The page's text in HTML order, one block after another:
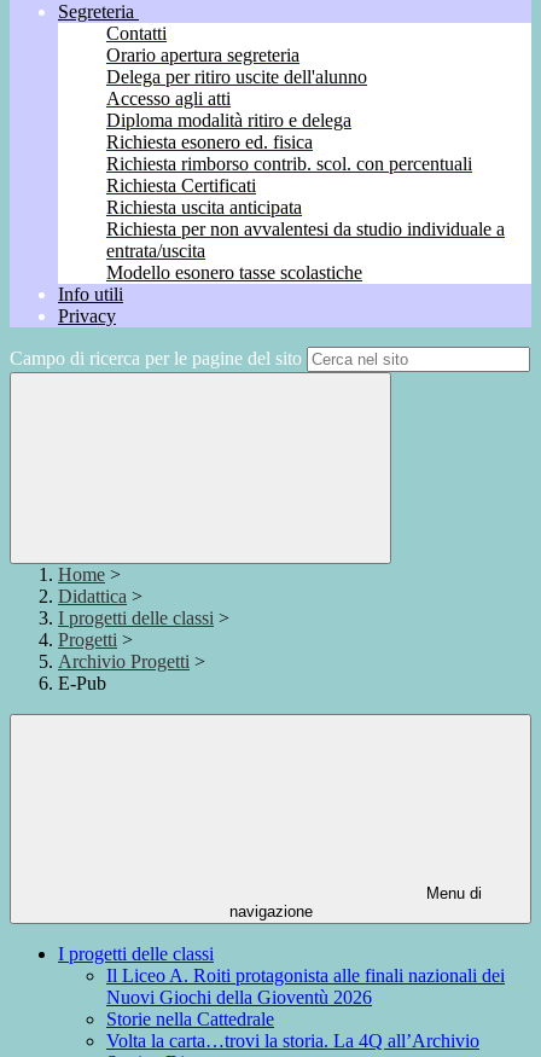
Segreteria
Contatti
Orario apertura segreteria
Delega per ritiro uscite dell'alunno
Accesso agli atti
Diploma modalità ritiro e delega
Richiesta esonero ed. fisica
Richiesta rimborso contrib. scol. con percentuali
Richiesta Certificati
Richiesta uscita anticipata
Richiesta per non avvalentesi da studio individuale a
entrata/uscita
Modello esonero tasse scolastiche
Info utili
Privacy
Campo di ricerca per le pagine del sito
Home >
Didattica >
I progetti delle classi >
Progetti >
Archivio Progetti >
E-Pub
Menu di
navigazione
I progetti delle classi
Il Liceo A. Roiti protagonista alle finali nazionali dei
Nuovi Giochi della Gioventù 2026
Storie nella Cattedrale
Volta la carta…trovi la storia. La 4Q all’Archivio